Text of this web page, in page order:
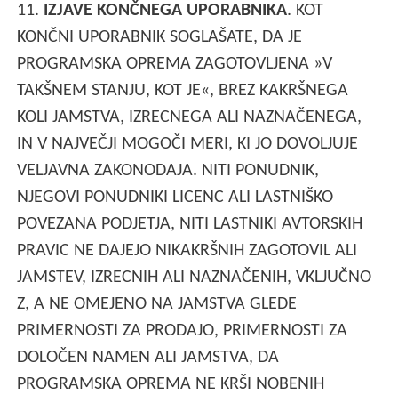
11. IZJAVE KONČNEGA UPORABNIKA. KOT
KONČNI UPORABNIK SOGLAŠATE, DA JE
PROGRAMSKA OPREMA ZAGOTOVLJENA »V
TAKŠNEM STANJU, KOT JE«, BREZ KAKRŠNEGA
KOLI JAMSTVA, IZRECNEGA ALI NAZNAČENEGA,
IN V NAJVEČJI MOGOČI MERI, KI JO DOVOLJUJE
VELJAVNA ZAKONODAJA. NITI PONUDNIK,
NJEGOVI PONUDNIKI LICENC ALI LASTNIŠKO
POVEZANA PODJETJA, NITI LASTNIKI AVTORSKIH
PRAVIC NE DAJEJO NIKAKRŠNIH ZAGOTOVIL ALI
JAMSTEV, IZRECNIH ALI NAZNAČENIH, VKLJUČNO
Z, A NE OMEJENO NA JAMSTVA GLEDE
PRIMERNOSTI ZA PRODAJO, PRIMERNOSTI ZA
DOLOČEN NAMEN ALI JAMSTVA, DA
PROGRAMSKA OPREMA NE KRŠI NOBENIH